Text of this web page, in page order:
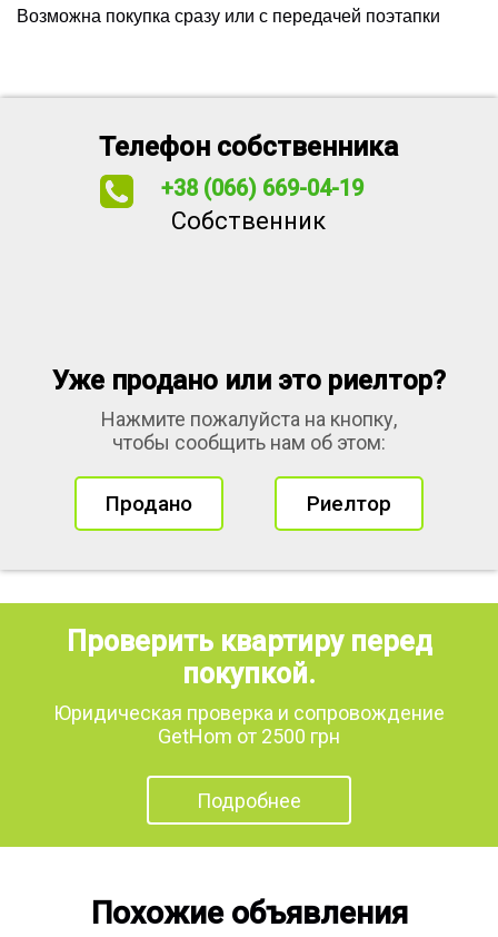
Возможна покупка сразу или с передачей поэтапки
Телефон собственника
+38 (066) 669-04-19
Собственник
Уже продано или это риелтор?
Нажмите пожалуйста на кнопку,
чтобы сообщить нам об этом:
Продано Риелтор
Проверить квартиру перед
покупкой.
Юридическая проверка и сопровождение
GetHom от 2500 грн
Подробнее
Похожие объявления